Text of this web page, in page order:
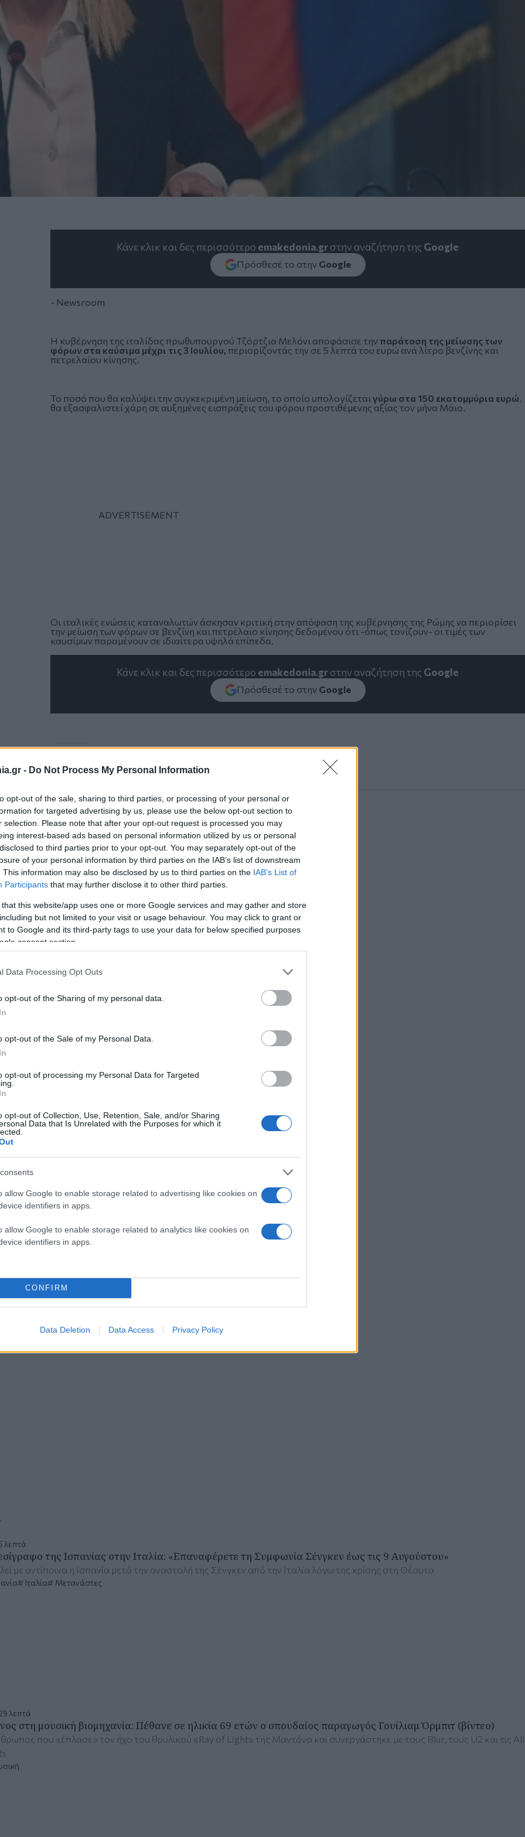
- Do Not Process My Personal Information
opt-out of the sale, sharing to third parties, or processing of your personal or
for targeted advertising by us, please use the below opt-out section to
selection. Please note that after your opt-out request is processed you may
interest-based ads based on personal information utilized by us or personal
to third parties prior to your opt-out. You may separately opt-out of the
of your personal information by third parties on the IAB’s list of downstream
This information may also be disclosed by us to third parties on the IAB’s List of
Participants that may further disclose it to other third parties.
that this website/app uses one or more Google services and may gather and store
but not limited to your visit or usage behaviour. You may click to grant or
to Google and its third-party tags to use your data for below specified purposes
consent section.
Data Processing Opt Outs
opt-out of the Sharing of my personal data.
opt-out of the Sale of my Personal Data.
opt-out of processing my Personal Data for Targeted
opt-out of Collection, Use, Retention, Sale, and/or Sharing
Data that Is Unrelated with the Purposes for which it
allow Google to enable storage related to advertising like cookies on
identifiers in apps.
allow Google to enable storage related to analytics like cookies on
identifiers in apps.
CONFIRM
Data Deletion Data Access Privacy Policy
Κάνε κλικ και δες περισσότερο emakedonia.grστην αναζήτηση της Google
Πρόσθεσέ το στην Google
- Newsroom
Η κυβέρνηση της ιταλίδας πρωθυπουργού Τζόρτζια Μελόνι αποφάσισε την παράταση της μείωσης των
φόρων στα καύσιμα μέχρι τις 3 Ιουλίου, περιορίζοντάς την σε 5 λεπτά του ευρώ ανά λίτρο βενζίνης και
πετρελαίου κίνησης.
Το ποσό που θα καλύψει την συγκεκριμένη μείωση, το οποίο υπολογίζεται γύρω στα 150 εκατομμύρια ευρώ
θα εξασφαλιστεί χάρη σε αυξημένες εισπράξεις του φόρου προστιθέμενης αξίας τον μήνα Μάιο.
Οι ιταλικές ενώσεις καταναλωτών άσκησαν κριτική στην απόφαση της κυβέρνησης της Ρώμης να περιορίσει
την μείωση των φόρων σε βενζίνη και πετρέλαιο κίνησης δεδομένου ότι -όπως τονίζουν- οι τιμές των
καυσίμων παραμένουν σε ιδιαίτερα υψηλά επίπεδα.
Κάνε κλικ και δες περισσότερο emakedonia.grστην αναζήτηση της Google
Πρόσθεσέ το στην Google
ΔΙΕΘΝΗ
λεπτά
της Ισπανίας στην Ιταλία: «Επαναφέρετε τη Συμφωνία Σένγκεν έως τις 9 Αυγούστου»
με αντίποινα η Ισπανία μετά την αναστολή της Σένγκεν από την Ιταλία λόγω της κρίσης στη Θέουτα
Ιταλία Μετανάστες
λεπτά
στη μουσική βιομηχανία: Πέθανε σε ηλικία 69 ετών ο σπουδαίος παραγωγός Γουίλιαμ Όρμπιτ (βίντεο)
που «έπλασε» τον ήχο του θρυλικού «Ray of Light» της Μαντόνα και συνεργάστηκε με τους Blur, τους U2 και τις All